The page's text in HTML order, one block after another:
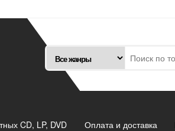
CD, LP, DVD Оплата и доставка